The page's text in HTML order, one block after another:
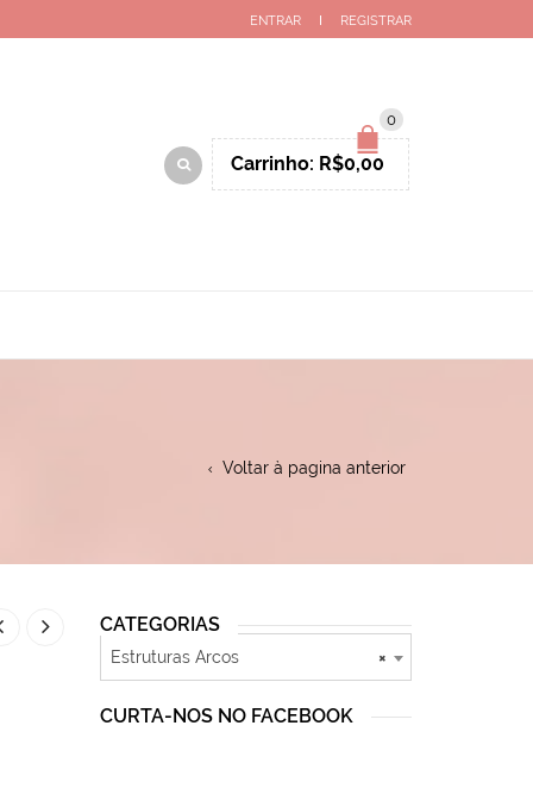
ENTRAR REGISTRAR
0
Carrinho: R$0,00
Voltar à pagina anterior
CATEGORIAS
×
Estruturas Arcos
CURTA-NOS NO FACEBOOK